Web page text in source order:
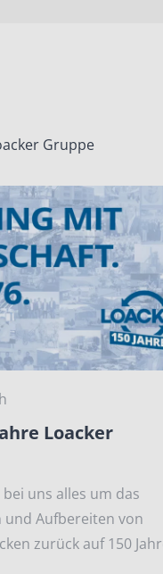
Gruppe
Loacker
uns alles um das
und Aufbereiten von
zurück auf 150